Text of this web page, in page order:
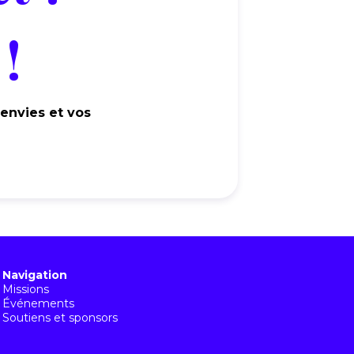
et vos
Navigation
Missions
Événements
Soutiens et sponsors